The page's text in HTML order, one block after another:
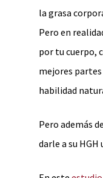
la grasa
Pero en
por tu cuerpo,
mejores partes
habilidad
Pero además
darle a su